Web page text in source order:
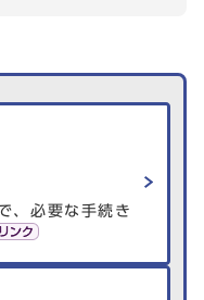
、必要な手続き